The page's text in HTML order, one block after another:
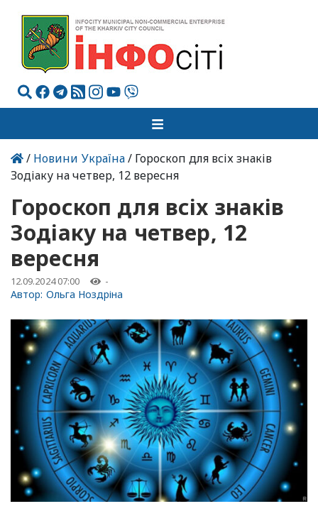
/ Новини Україна/ Гороскоп для всіх знаків
Зодіаку на четвер, 12 вересня
Гороскоп для всіх знаків
Зодіаку на четвер, 12
вересня
12.09.2024 07:00 -
Автор: Ольга Ноздріна